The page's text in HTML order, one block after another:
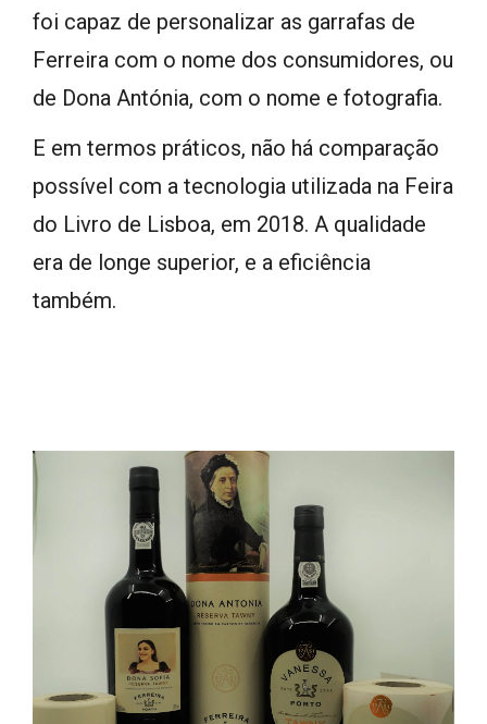
foi capaz de personalizar as garrafas de
Ferreira com o nome dos consumidores, ou
de Dona Antónia, com o nome e fotografia.
E em termos práticos, não há comparação
possível com a tecnologia utilizada na Feira
do Livro de Lisboa, em 2018. A qualidade
era de longe superior, e a eficiência
também.